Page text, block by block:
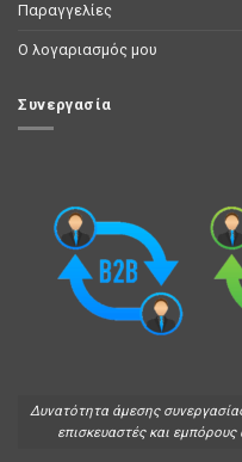
Παραγγελίες
Ο λογαριασμός μου
Συνεργασία
Δυνατότητα άμεσης
επισκευαστές και εμπόρους